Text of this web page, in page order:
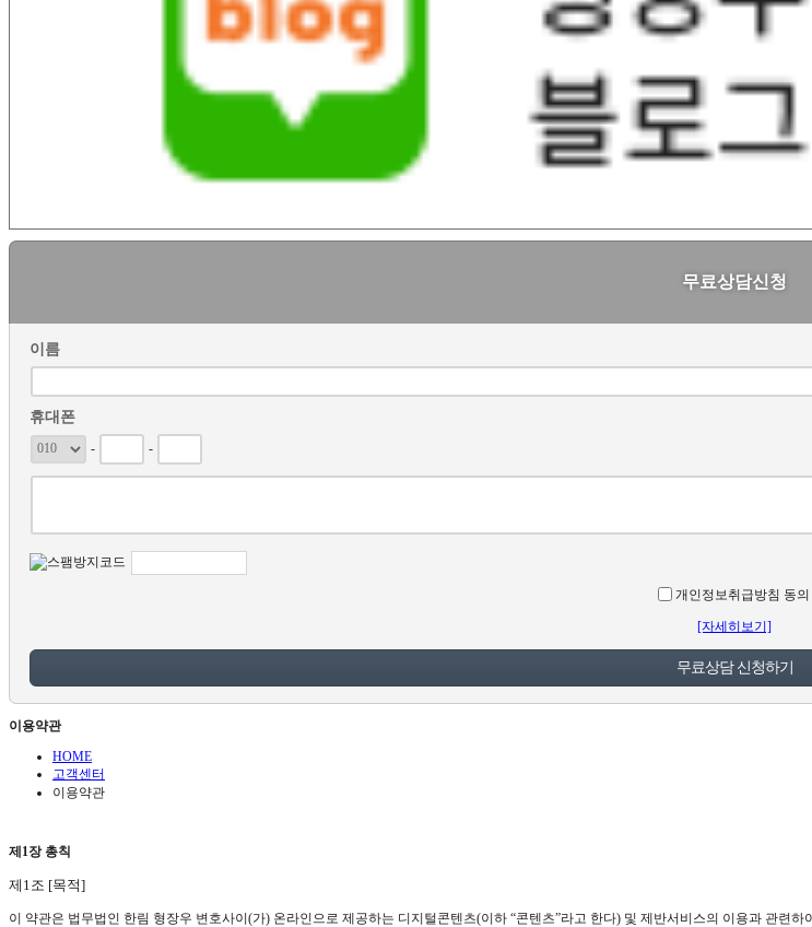
무료상담신청
이름
휴대폰
- -
개인정보취급방침 동의
[자세히보기]
이용약관
HOME
고객센터
이용약관
제1장 총칙
제1조 [목적]
이 약관은 법무법인 한림 형장우 변호사이(가) 온라인으로 제공하는 디지털콘텐츠(이하 “콘텐츠”라고 한다) 및 제반서비스의 이용과 관련